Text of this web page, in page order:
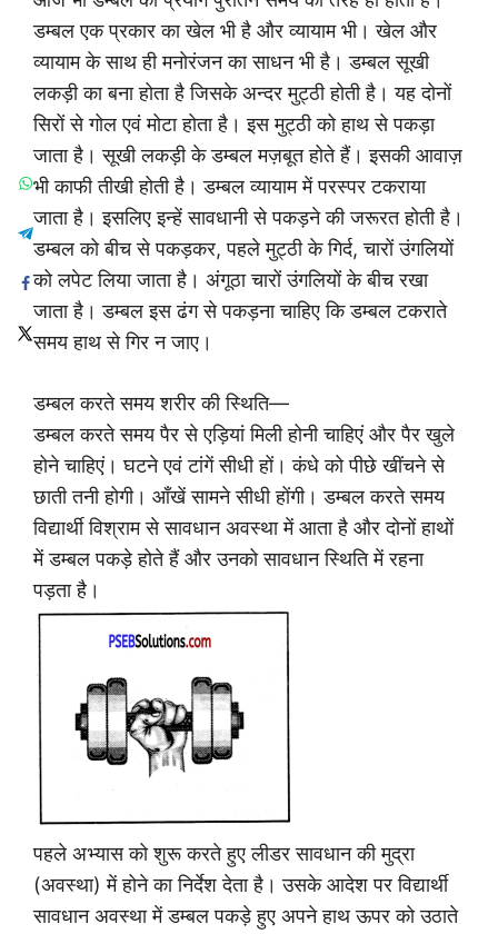
डम्बल एक प्रकार का खेल भी है और व्यायाम भी। खेल और
व्यायाम के साथ ही मनोरंजन का साधन भी है। डम्बल सूखी
लकड़ी का बना होता है जिसके अन्दर मुट्ठी होती है। यह दोनों
सिरों से गोल एवं मोटा होता है। इस मुट्ठी को हाथ से पकड़ा
जाता है। सूखी लकड़ी के डम्बल मज़बूत होते हैं। इसकी आवाज़
भी काफी तीखी होती है। डम्बल व्यायाम में परस्पर टकराया
जाता है। इसलिए इन्हें सावधानी से पकड़ने की जरूरत होती है।
डम्बल को बीच से पकड़कर, पहले मुट्ठी के गिर्द, चारों उंगलियों
को लपेट लिया जाता है। अंगूठा चारों उंगलियों के बीच रखा
जाता है। डम्बल इस ढंग से पकड़ना चाहिए कि डम्बल टकराते
समय हाथ से गिर न जाए।
डम्बल करते समय शरीर की स्थिति—
डम्बल करते समय पैर से एड़ियां मिली होनी चाहिएं और पैर खुले
होने चाहिएं। घटने एवं टांगें सीधी हों। कंधे को पीछे खींचने से
छाती तनी होगी। आँखें सामने सीधी होंगी। डम्बल करते समय
विद्यार्थी विश्राम से सावधान अवस्था में आता है और दोनों हाथों
में डम्बल पकड़े होते हैं और उनको सावधान स्थिति में रहना
पड़ता है।
पहले अभ्यास को शुरू करते हुए लीडर सावधान की मुद्रा
(अवस्था) में होने का निर्देश देता है। उसके आदेश पर विद्यार्थी
सावधान अवस्था में डम्बल पकड़े हुए अपने हाथ ऊपर को उठाते